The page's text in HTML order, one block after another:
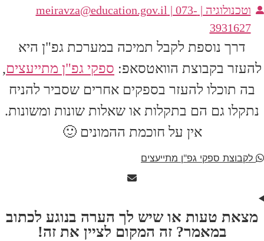
וטכנולוגיה |
meiravza@education.gov.il | 073-
3931627
דרך נוספת לקבל תמיכה במערכת גפ"ן היא
להעזר בקבוצת הוואטסאפ: ספקי גפ"ן מתייעצים,
בה תוכלו להעזר בספקים אחרים שסביר להניח
נתקלו גם הם בתקלות או שאלות שונות ומשונות.
אין על חוכמת ההמונים 🙂
לקבוצת ספקי גפ"ן מתייעצים
מצאת טעות או שיש לך הערה בנוגע לכתוב
במאמר? זה המקום לציין את זה!